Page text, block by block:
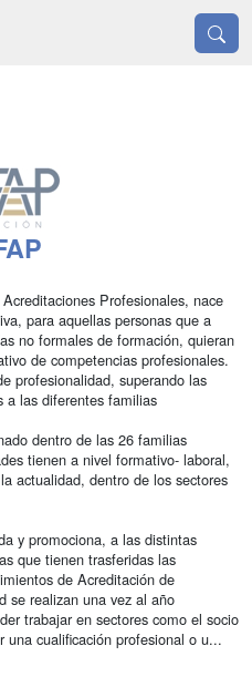
Profesionales, nace
para aquellas personas que a
no formales de formación, quieran
de competencias profesionales.
profesionalidad, superando las
a las diferentes familias
dentro de las 26 familias
tienen a nivel formativo- laboral,
actualidad, dentro de los sectores
y promociona, a las distintas
que tienen trasferidas las
de Acreditación de
se realizan una vez al año
trabajar en sectores como el socio
una cualificación profesional o u...